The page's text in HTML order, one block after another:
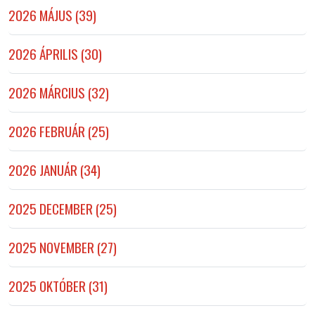
2026 MÁJUS (39)
2026 ÁPRILIS (30)
2026 MÁRCIUS (32)
2026 FEBRUÁR (25)
2026 JANUÁR (34)
2025 DECEMBER (25)
2025 NOVEMBER (27)
2025 OKTÓBER (31)